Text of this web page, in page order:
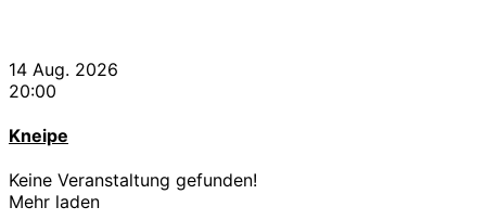
14 Aug. 2026
20:00
Kneipe
Keine Veranstaltung gefunden!
Mehr laden